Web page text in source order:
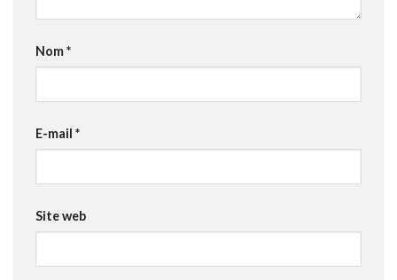
Nom*
E-mail *
Site web